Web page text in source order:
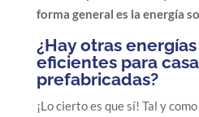
forma general es la energía
¿Hay otras
eficientes para
prefabricadas?
¡Lo cierto es que sí! Tal y